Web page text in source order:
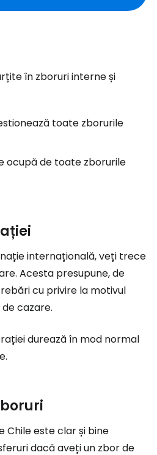
în zboruri interne și
toate zborurile
ocupă de toate zborurile
internațională, veți trece
Acesta presupune, de
cu privire la motivul
cazare.
durează în mod normal
Chile este clar și bine
dacă aveți un zbor de